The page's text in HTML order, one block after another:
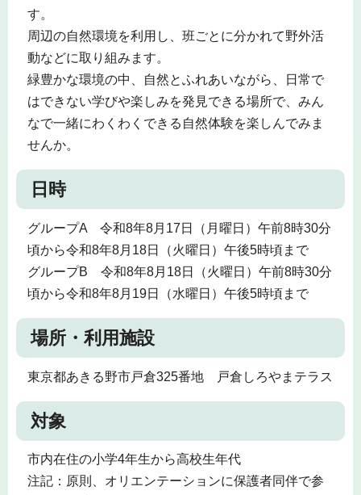
す。
周辺の自然環境を利用し、班ごとに分かれて野外活
動などに取り組みます。
緑豊かな環境の中、自然とふれあいながら、日常で
はできない学びや楽しみを発見できる場所で、みん
なで一緒にわくわくできる自然体験を楽しんでみま
せんか。
日時
グループA 令和8年8月17日（月曜日）午前8時30分
頃から令和8年8月18日（火曜日）午後5時頃まで
グループB 令和8年8月18日（火曜日）午前8時30分
頃から令和8年8月19日（水曜日）午後5時頃まで
場所・利用施設
東京都あきる野市戸倉325番地 戸倉しろやまテラス
対象
市内在住の小学4年生から高校生年代
注記：原則、オリエンテーションに保護者同伴で参